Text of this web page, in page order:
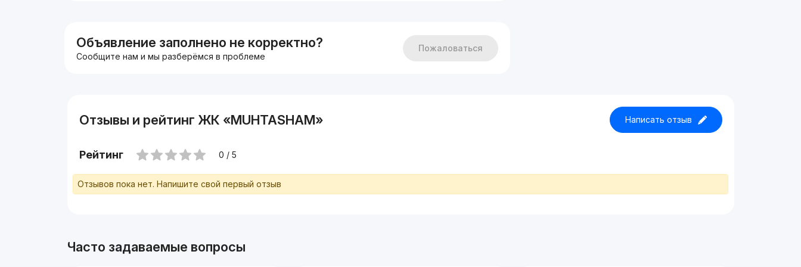
Объявление заполнено не корректно?
Сообщите нам и мы разберёмся в проблеме
Пожаловаться
Отзывы и рейтинг ЖК «MUHTASHAM» Написать отзыв
Рейтинг 0 / 5
Отзывов пока нет. Напишите свой первый отзыв
Часто задаваемые вопросы